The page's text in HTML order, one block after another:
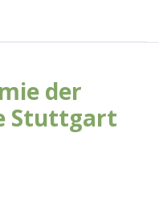
der
Stuttgart